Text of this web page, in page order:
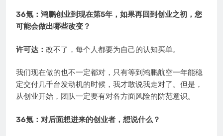
36氪：鸿鹏创业到现在第5年，如果再回到创业之初，您
可能会做出哪些改变？
许可达： 改不了，每个人都要为自己的认知买单。
我们现在做的也不一定都对，只有等到鸿鹏航空一年能稳
定交付几千台发动机的时候，我才敢说我走对了。但是，
从创业开始，团队一定要有对各方面风险的防范意识。
36氪：对后面想进来的创业者，想说什么？